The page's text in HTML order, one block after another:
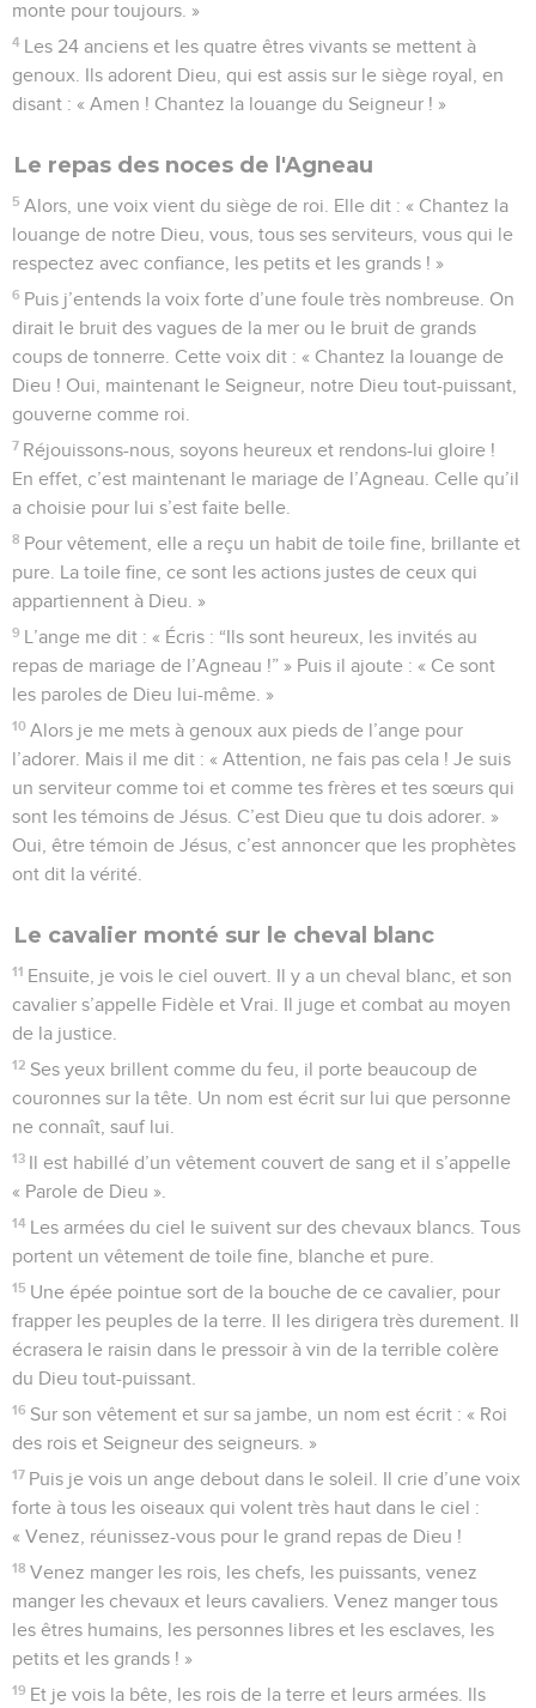
monte pour toujours. »
4 Les 24 anciens et les quatre êtres vivants se mettent à
genoux. Ils adorent Dieu, qui est assis sur le siège royal, en
disant : « Amen ! Chantez la louange du Seigneur ! »
Le repas des noces de l'Agneau
5 Alors, une voix vient du siège de roi. Elle dit : « Chantez la
louange de notre Dieu, vous, tous ses serviteurs, vous qui le
respectez avec confiance, les petits et les grands ! »
6 Puis j’entends la voix forte d’une foule très nombreuse. On
dirait le bruit des vagues de la mer ou le bruit de grands
coups de tonnerre. Cette voix dit : « Chantez la louange de
Dieu ! Oui, maintenant le Seigneur, notre Dieu tout-puissant,
gouverne comme roi.
7 Réjouissons-nous, soyons heureux et rendons-lui gloire !
En effet, c’est maintenant le mariage de l’Agneau. Celle qu’il
a choisie pour lui s’est faite belle.
8 Pour vêtement, elle a reçu un habit de toile fine, brillante et
pure. La toile fine, ce sont les actions justes de ceux qui
appartiennent à Dieu. »
9 L’ange me dit : « Écris : “Ils sont heureux, les invités au
repas de mariage de l’Agneau !” » Puis il ajoute : « Ce sont
les paroles de Dieu lui-même. »
10 Alors je me mets à genoux aux pieds de l’ange pour
l’adorer. Mais il me dit : « Attention, ne fais pas cela ! Je suis
un serviteur comme toi et comme tes frères et tes sœurs qui
sont les témoins de Jésus. C’est Dieu que tu dois adorer. »
Oui, être témoin de Jésus, c’est annoncer que les prophètes
ont dit la vérité.
Le cavalier monté sur le cheval blanc
11 Ensuite, je vois le ciel ouvert. Il y a un cheval blanc, et son
cavalier s’appelle Fidèle et Vrai. Il juge et combat au moyen
de la justice.
12 Ses yeux brillent comme du feu, il porte beaucoup de
couronnes sur la tête. Un nom est écrit sur lui que personne
ne connaît, sauf lui.
13 Il est habillé d’un vêtement couvert de sang et il s’appelle
« Parole de Dieu ».
14 Les armées du ciel le suivent sur des chevaux blancs. Tous
portent un vêtement de toile fine, blanche et pure.
15 Une épée pointue sort de la bouche de ce cavalier, pour
frapper les peuples de la terre. Il les dirigera très durement. Il
écrasera le raisin dans le pressoir à vin de la terrible colère
du Dieu tout-puissant.
16 Sur son vêtement et sur sa jambe, un nom est écrit : « Roi
des rois et Seigneur des seigneurs. »
17 Puis je vois un ange debout dans le soleil. Il crie d’une voix
forte à tous les oiseaux qui volent très haut dans le ciel :
« Venez, réunissez-vous pour le grand repas de Dieu !
18 Venez manger les rois, les chefs, les puissants, venez
manger les chevaux et leurs cavaliers. Venez manger tous
les êtres humains, les personnes libres et les esclaves, les
petits et les grands ! »
19 Et je vois la bête, les rois de la terre et leurs armées. Ils